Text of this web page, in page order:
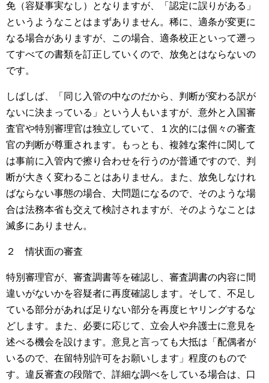
免（容疑事実なし）となりますが、「認定に誤りがある」
というようなことはまずありません。稀に、適条が変更に
なる場合がありますが、この場合、適条校正といって遡っ
てすべての書類を訂正していくので、放免とはならないの
です。
しばしば、「同じ入管の中なのだから、判断が変わる訳が
ないに決まっている」という人もいますが、意外と入国審
査官や特別審理官は独立していて、１次的には個々の審査
官の判断が尊重されます。もっとも、複雑な案件に関して
は事前に入管内で擦り合わせを行うのが普通ですので、判
断が大きく変わることはありません。また、放免しなけれ
ばならない事態の場合、大問題になるので、そのような場
合は法務本省も交えて検討されますが、そのようなことは
滅多にありません。
２ 情状面の審査
特別審理官が、審査調書等を確認し、審査調書の内容に間
違いがないかを容疑者に再度確認します。そして、不足し
ている部分があれば足りない部分を再度ヒヤリングするな
どします。また、必要に応じて、立会人や弁護士に意見を
述べる機会を設けます。意見と言っても大抵は「配偶者が
いるので、在留特別許可をお願いします」程度のもので
す。違反審査の段階で、詳細な調べをしている場合は、口